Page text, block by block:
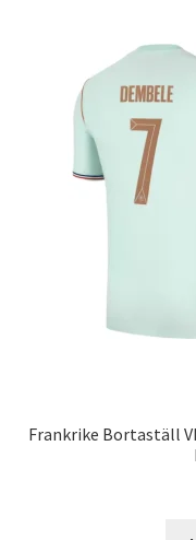
Frankrike Bortaställ